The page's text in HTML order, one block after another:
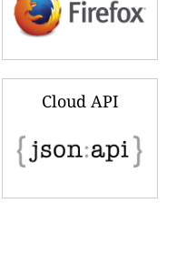
Cloud API